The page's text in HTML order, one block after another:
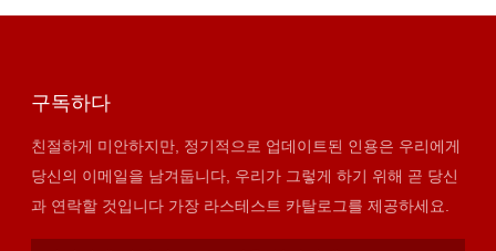
구독하다
친절하게 미안하지만, 정기적으로 업데이트된 인용은 우리에게
당신의 이메일을 남겨둡니다, 우리가 그렇게 하기 위해 곧 당신
과 연락할 것입니다 가장 라스테스트 카탈로그를 제공하세요.